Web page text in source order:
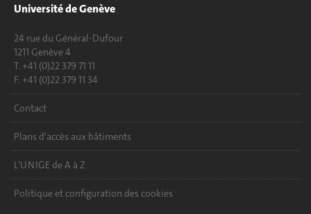
Université de Genève
24 rue du Général-Dufour
1211 Genève 4
T. +41 (0)22 379 71 11
F. +41 (0)22 379 11 34
Contact
Plans d'accès aux bâtiments
L'UNIGE de A à Z
Politique et configuration des cookies